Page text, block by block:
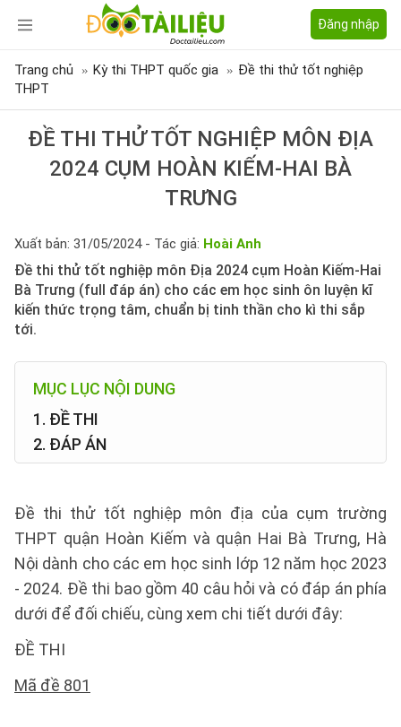
Đăng nhập
Trang chủ Kỳ thi THPT quốc gia
Đề thi thử tốt nghiệp
THPT
ĐỀ THI THỬ TỐT NGHIỆP MÔN ĐỊA
2024 CỤM HOÀN KIẾM-HAI BÀ
TRƯNG
Xuất bản: 31/05/2024 - Tác giả: Hoài Anh
Đề thi thử tốt nghiệp môn Địa 2024 cụm Hoàn Kiếm-Hai
Bà Trưng (full đáp án) cho các em học sinh ôn luyện kĩ
kiến thức trọng tâm, chuẩn bị tinh thần cho kì thi sắp
tới.
MỤC LỤC NỘI DUNG
1. ĐỀ THI
2. ĐÁP ÁN
Đề thi thử tốt nghiệp môn địa của cụm trường
THPT quận Hoàn Kiếm và quận Hai Bà Trưng, Hà
Nội dành cho các em học sinh lớp 12 năm học 2023
- 2024. Đề thi bao gồm 40 câu hỏi và có đáp án phía
dưới để đối chiếu, cùng xem chi tiết dưới đây:
ĐỀ THI
Mã đề 801